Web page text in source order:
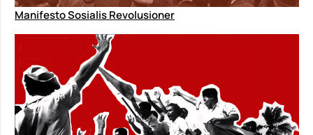
Manifesto Sosialis Revolusioner